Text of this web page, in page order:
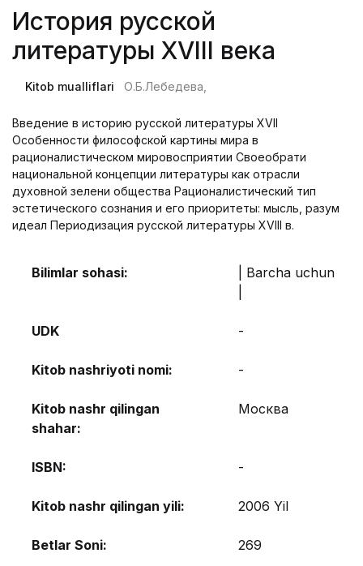
История русской
литературы XVIII века
Kitob mualliflari О.Б.Лебедева,
Введение в историю русской литературы XVII
Особенности философской картины мира в
рационалистическом мировосприятии Своеобрати
национальной концепции литературы как отрасли
духовной зелени общества Рационалистический тип
эстетического сознания и его приоритеты: мысль, разум
идеал Периодизация русской литературы ХVIII в.
Bilimlar sohasi:
| Barcha uchun
UDK -
Kitob nashriyoti nomi: -
Kitob nashr qilingan
shahar:
Москва
ISBN: -
Kitob nashr qilingan yili: 2006 Yil
Betlar Soni: 269